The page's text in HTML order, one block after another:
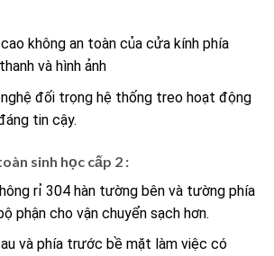
không an toàn của cửa kính phía
và hình ảnh
đối trọng hệ thống treo hoạt động
tin cậy.
sinh học cấp 2 :
rỉ 304 hàn tường bên và tường phía
phận cho vận chuyển sạch hơn.
và phía trước bề mặt làm việc có